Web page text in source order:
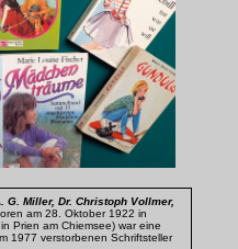
G. Miller, Dr. Christoph Vollmer,
am 28. Oktober 1922 in
Prien am Chiemsee) war eine
1977 verstorbenen Schriftsteller